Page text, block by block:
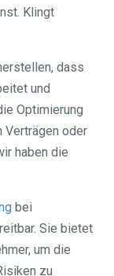
Klingt
dass
und
Optimierung
Verträgen oder
haben die
bei
Sie bietet
um die
zu